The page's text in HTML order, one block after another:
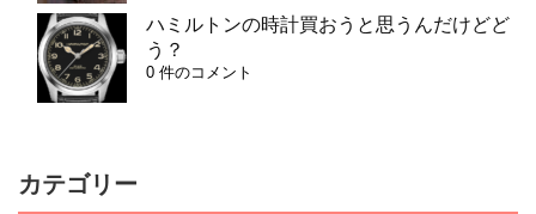
ハミルトンの時計買おうと思うんだけどど
う？
0 件のコメント
カテゴリー